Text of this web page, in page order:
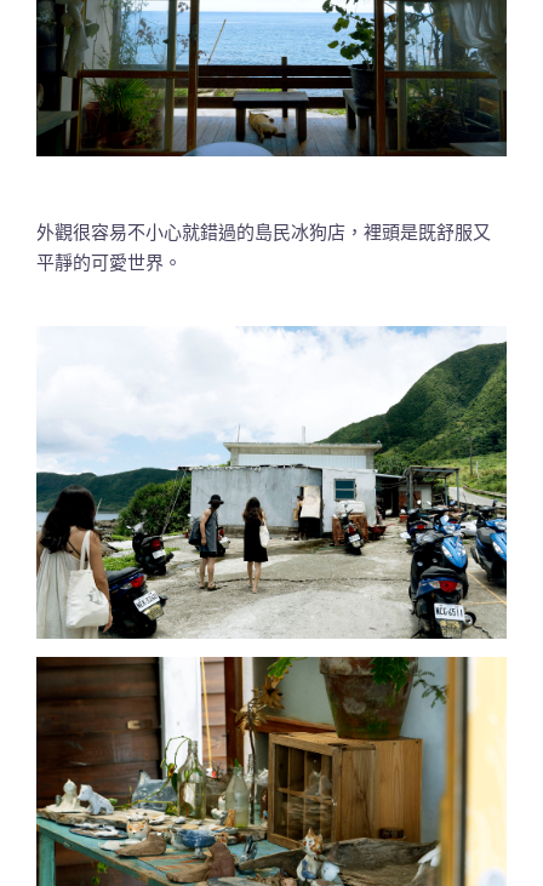
外觀很容易不小心就錯過的島民冰狗店，裡頭是既舒服又
平靜的可愛世界。